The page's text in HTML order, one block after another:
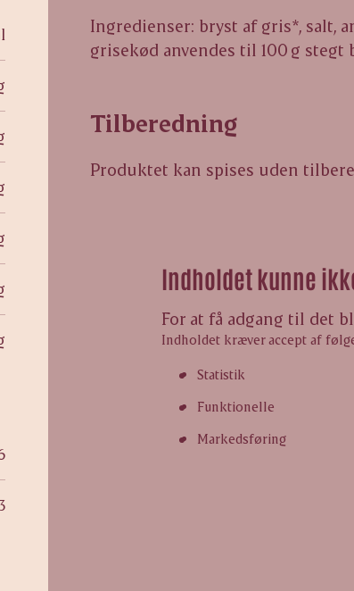
Ingredienser: bryst af gris*, salt,
grisekød anvendes til 100 g stegt
Tilberedning
Produktet kan spises uden
Indholdet kunne
For at få adgang til det
Indholdet kræver accept af
Statistik
Funktionelle
Markedsføring